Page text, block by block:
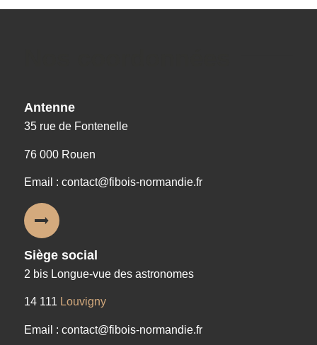
Antenne
35 rue de Fontenelle
76 000 Rouen
Email : contact@fibois-normandie.fr
Siège social
2 bis Longue-vue des astronomes
14 111 Louvigny
Email : contact@fibois-normandie.fr